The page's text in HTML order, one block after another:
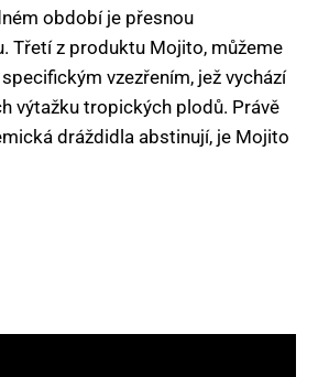
období je přesnou
Třetí z produktu Mojito, můžeme
vzezřením, jež vychází
výtažku tropických plodů. Právě
dráždidla abstinují, je Mojito